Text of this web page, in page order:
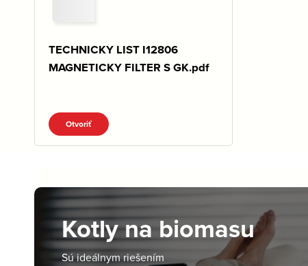
TECHNICKY LIST I12806
MAGNETICKY FILTER S GK.pdf
Otvoriť
Kotly na biomasu
Sú ideálnym riešením